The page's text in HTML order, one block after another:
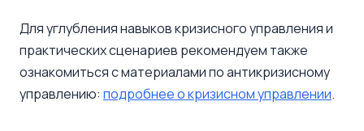
Для углубления навыков кризисного управления и
практических сценариев рекомендуем также
ознакомиться с материалами по антикризисному
управлению: подробнее о кризисном управлении.